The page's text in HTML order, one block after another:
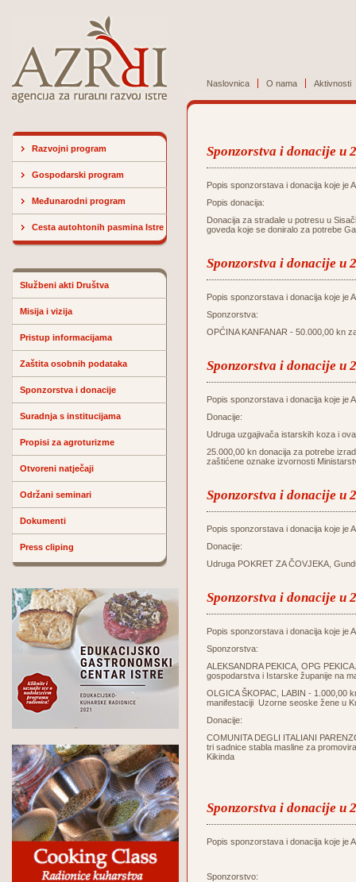
Naslovnica O nama Aktivnosti
Razvojni program
Gospodarski program
Međunarodni program
Cesta autohtonih pasmina Istre
Službeni akti Društva
Misija i vizija
Pristup informacijama
Zaštita osobnih podataka
Sponzorstva i donacije
Suradnja s institucijama
Propisi za agroturizme
Otvoreni natječaji
Održani seminari
Dokumenti
Press cliping
Sponzorstva i donacije u
Popis sponzorstava i donacija koje je
Popis donacija:
Donacija za stradale u potresu u
goveda koje se doniralo za potrebe
Sponzorstva i donacije u
Popis sponzorstava i donacija koje je
Sponzorstva:
OPĆINA KANFANAR - 50.000,00 kn
Sponzorstva i donacije u
Popis sponzorstava i donacija koje je
Donacije:
Udruga uzgajivača istarskih koza i
25.000,00 kn donacija za potrebe
zaštićene oznake izvornosti
Sponzorstva i donacije u
Popis sponzorstava i donacija koje je
Donacije:
Udruga POKRET ZA ČOVJEKA,
Sponzorstva i donacije u
Popis sponzorstava i donacija koje je
Sponzorstva:
ALEKSANDRA PEKICA, OPG
gospodarstva i Istarske županije na
OLGICA ŠKOPAC, LABIN - 1.000,00
manifestaciji Uzorne seoske žene u
Donacije:
COMUNITA DEGLI ITALIANI
tri sadnice stabla masline za
Kikinda
Sponzorstva i donacije u
Popis sponzorstava i donacija koje je
Sponzorstvo: